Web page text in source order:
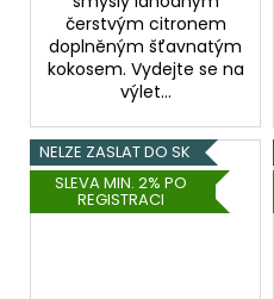
čerstvým citronem
doplněným šťavnatým
kokosem. Vydejte se na
výlet...
NELZE ZASLAT DO SK
SLEVA MIN. 2% PO
REGISTRACI